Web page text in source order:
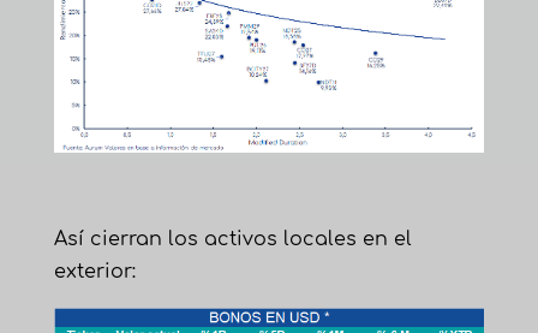
Así cierran los activos locales en el
exterior: